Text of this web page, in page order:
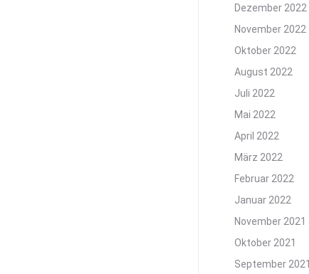
Dezember 2022
November 2022
Oktober 2022
August 2022
Juli 2022
Mai 2022
April 2022
März 2022
Februar 2022
Januar 2022
November 2021
Oktober 2021
September 2021